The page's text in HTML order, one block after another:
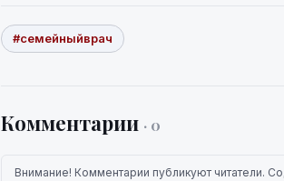
#семейныйврач
Комментарии · 0
Внимание! Комментарии публикуют читатели.